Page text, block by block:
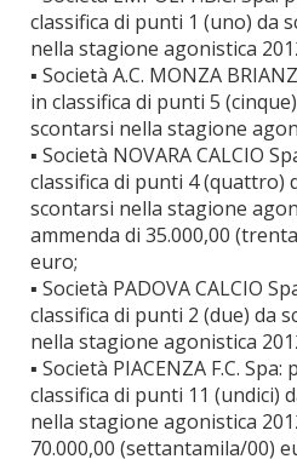
classifica di punti 1 (uno) da
nella stagione agonistica
▪ Società A.C. MONZA
in classifica di punti 5
scontarsi nella stagione
▪ Società NOVARA CALCIO
classifica di punti 4 (quattro)
scontarsi nella stagione
ammenda di 35.000,00
euro;
▪ Società PADOVA CALCIO
classifica di punti 2 (due) da
nella stagione agonistica
▪ Società PIACENZA F.C.
classifica di punti 11 (undici)
nella stagione agonistica
70.000,00 (settantamila/00)